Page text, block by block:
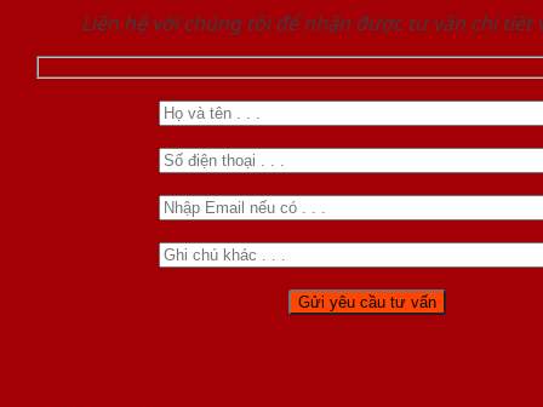
Liên hệ với chúng tôi để nhận được tư vấn chi tiết